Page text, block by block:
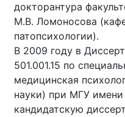
докторантура
М.В. Ломоносова
патопсихологии).
В 2009 году в
501.001.15 по
медицинская
науки) при МГУ
кандидатскую